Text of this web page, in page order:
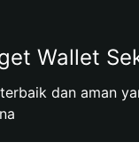
Wallet
dan aman